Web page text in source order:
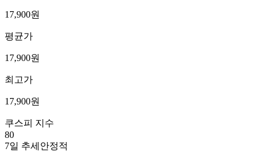
17,900원
평균가
17,900원
최고가
17,900원
쿠스피 지수
80
7일 추세 안정적